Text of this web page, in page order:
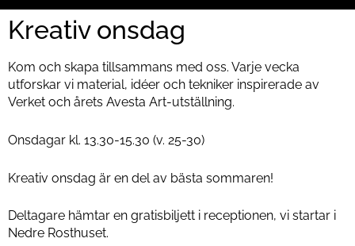
Kreativ onsdag
Kom och skapa tillsammans med oss. Varje vecka
utforskar vi material, idéer och tekniker inspirerade av
Verket och årets Avesta Art-utställning.
Onsdagar kl. 13.30-15.30 (v. 25-30)
Kreativ onsdag är en del av bästa sommaren!
Deltagare hämtar en gratisbiljett i receptionen, vi startar i
Nedre Rosthuset.